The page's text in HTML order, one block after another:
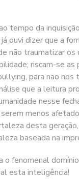
tempo da
ouvi dizer que a
não traumatizar
riscam-se
para não
que a leitura
nesse
menos
desta
baseada na
o fenomenal
esta inteligência!